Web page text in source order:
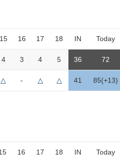
15 16 17 18 IN Today
4 3 4 5 36 72
△ - △ △ 41 85(+13)
16 17 18 IN Today